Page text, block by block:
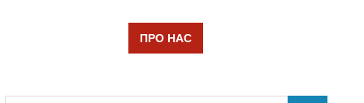
ПРО НАС